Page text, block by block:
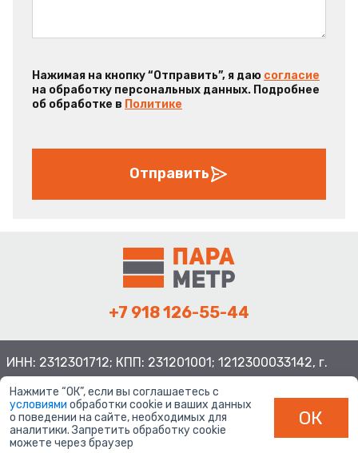
Нажимая на кнопку “Отправить”, я даю согласие
на обработку персональных данных. Подробнее
об обработке в Политике
Отправить
+7 918 126-55-44
ИНН: 2312301712; КПП: 231201001; 1212300033142, г.
Краснодар ул. Просторная, 21, индекс 350080
Нажмите “ОК”, если вы соглашаетесь с
условиями обработки cookie и ваших данных
о поведении на сайте, необходимых для
аналитики. Запретить обработку cookie
можете через браузер
ОК